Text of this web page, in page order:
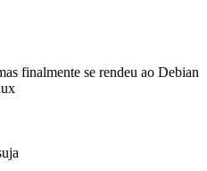
finalmente se rendeu ao Debian